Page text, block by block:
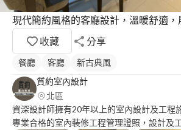
現代簡約風格的客廳設計，溫暖舒適
收藏
分享
餐廳 客廳
新古典風
質約室內設計
北區
資深設計師擁有20年以上的室內設計及工程
專業合格的室內裝修工程管理證照，設計及